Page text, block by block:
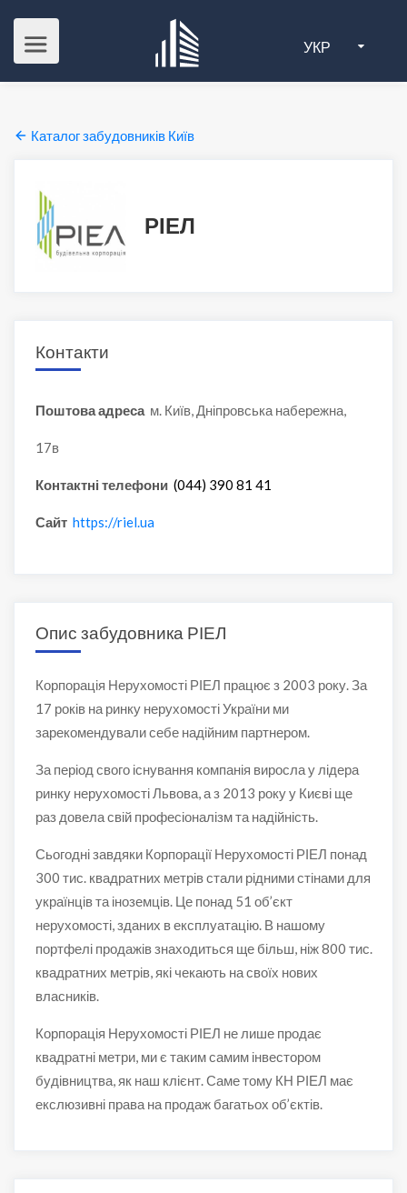
УКР
Каталог забудовників Київ
РІЕЛ
Контакти
Поштова адреса м. Київ, Дніпровська набережна,
17в
Контактні телефони (044) 390 81 41
Сайт https://riel.ua
Опис забудовника РІЕЛ
Корпорація Нерухомості РІЕЛ працює з 2003 року. За
17 років на ринку нерухомості України ми
зарекомендували себе надійним партнером.
За період свого існування компанія виросла у лідера
ринку нерухомості Львова, а з 2013 року у Києві ще
раз довела свій професіоналізм та надійність.
Сьогодні завдяки Корпорації Нерухомості РІЕЛ понад
300 тис. квадратних метрів стали рідними стінами для
українців та іноземців. Це понад 51 об’єкт
нерухомості, зданих в експлуатацію. В нашому
портфелі продажів знаходиться ще більш, ніж 800 тис.
квадратних метрів, які чекають на своїх нових
власників.
Корпорація Нерухомості РІЕЛ не лише продає
квадратні метри, ми є таким самим інвестором
будівництва, як наш клієнт. Саме тому КН РІЕЛ має
екслюзивні права на продаж багатьох об’єктів.